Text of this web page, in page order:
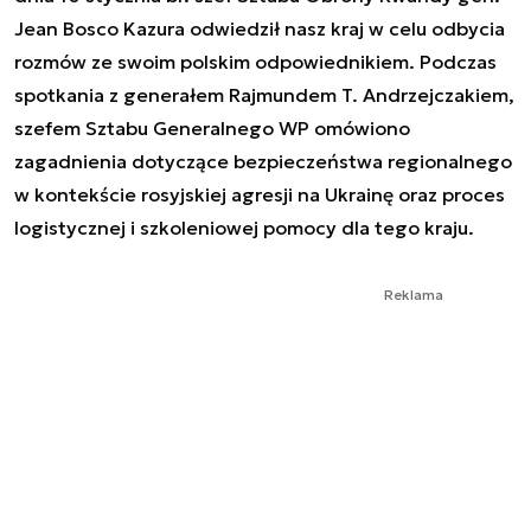
Jean Bosco Kazura odwiedził nasz kraj w celu odbycia
rozmów ze swoim polskim odpowiednikiem. Podczas
spotkania z generałem Rajmundem T. Andrzejczakiem,
szefem Sztabu Generalnego WP omówiono
zagadnienia dotyczące bezpieczeństwa regionalnego
w kontekście rosyjskiej agresji na Ukrainę oraz proces
logistycznej i szkoleniowej pomocy dla tego kraju.
Reklama